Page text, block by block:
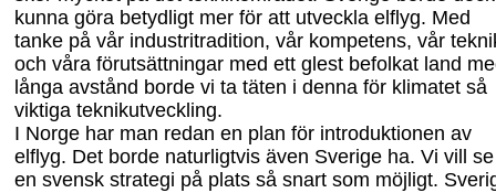
kunna göra betydligt mer för att utveckla elflyg. Med
tanke på vår industritradition, vår kompetens, vår
och våra förutsättningar med ett glest befolkat land
långa avstånd borde vi ta täten i denna för klimatet så
viktiga teknikutveckling.
I Norge har man redan en plan för introduktionen av
elflyg. Det borde naturligtvis även Sverige ha. Vi vill se
en svensk strategi på plats så snart som möjligt.